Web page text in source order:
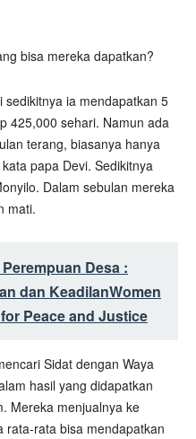
bisa mereka dapatkan?
ia mendapatkan 5
425,000 sehari. Namun ada
terang, biasanya hanya
papa Devi. Sedikitnya
Dalam sebulan mereka
mati.
Desa :
dan KeadilanWomen
Peace and Justice
Sidat dengan Waya
hasil yang didapatkan
Mereka menjualnya ke
rata-rata bisa mendapatkan